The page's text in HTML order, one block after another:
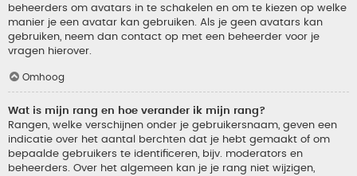
beheerders om avatars in te schakelen en om te kiezen op welke
manier je een avatar kan gebruiken. Als je geen avatars kan
gebruiken, neem dan contact op met een beheerder voor je
vragen hierover.
Omhoog
Wat is mijn rang en hoe verander ik mijn rang?
Rangen, welke verschijnen onder je gebruikersnaam, geven een
indicatie over het aantal berchten dat je hebt gemaakt of om
bepaalde gebruikers te identificeren, bijv. moderators en
beheerders. Over het algemeen kan je je rang niet wijzigen,